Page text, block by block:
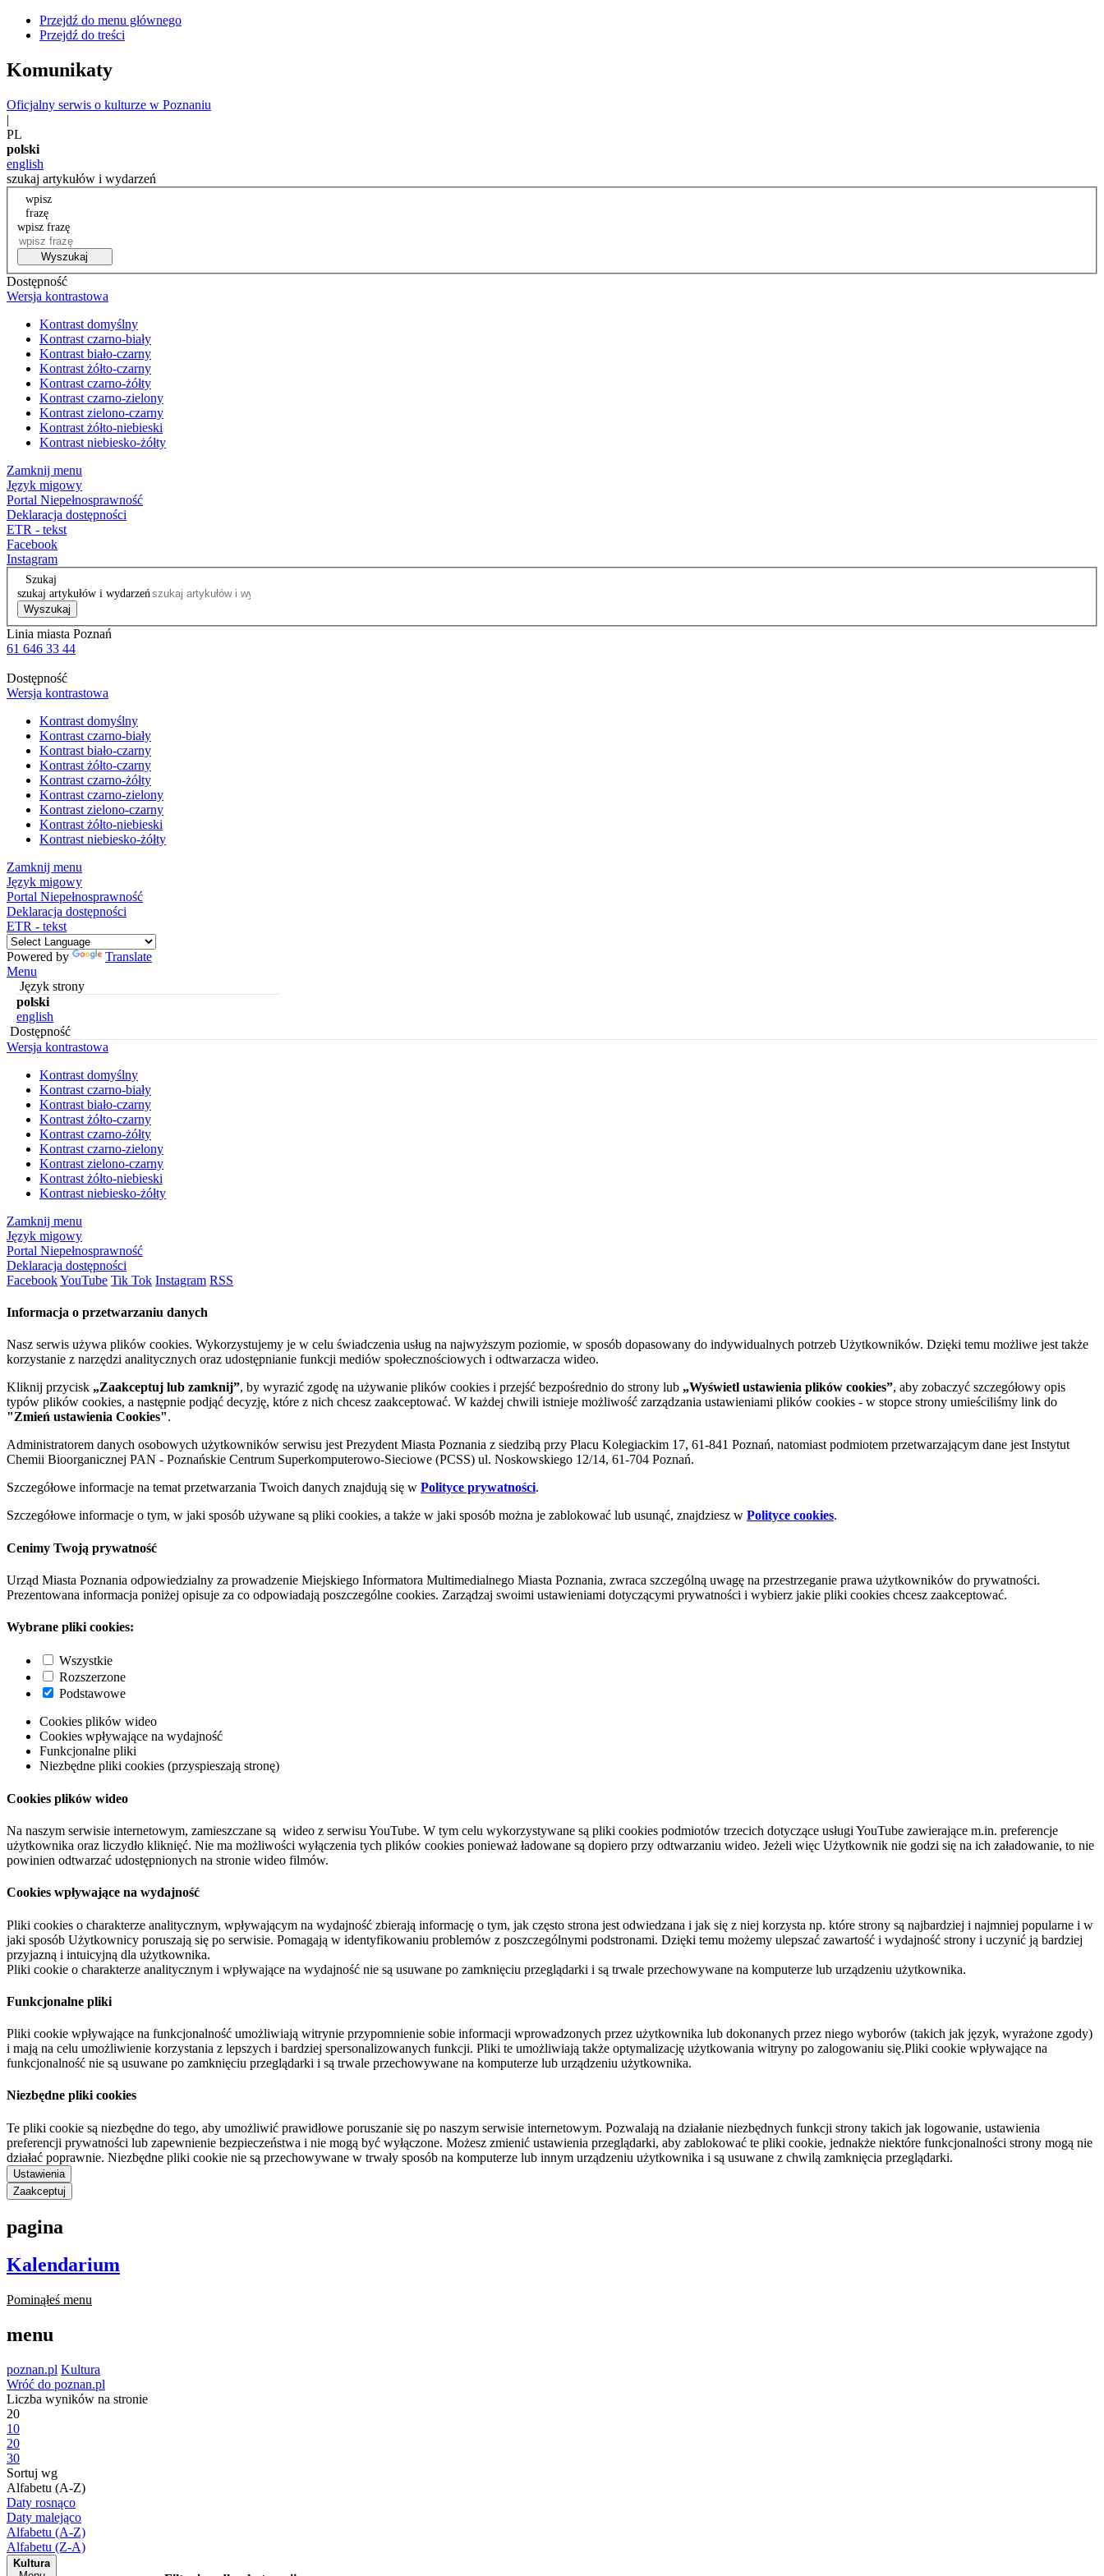
Przejdź do menu głównego
Przejdź do treści
Komunikaty
Oficjalny serwis o kulturze w Poznaniu
|
PL
polski
english
szukaj artykułów i wydarzeń
wpisz
frazę
wpisz frazę
Wyszukaj
Dostępność
Wersja kontrastowa
Kontrast domyślny
Kontrast czarno-biały
Kontrast biało-czarny
Kontrast żółto-czarny
Kontrast czarno-żółty
Kontrast czarno-zielony
Kontrast zielono-czarny
Kontrast żółto-niebieski
Kontrast niebiesko-żółty
Zamknij menu
Język migowy
Portal Niepełnosprawność
Deklaracja dostępności
ETR - tekst
Facebook
Instagram
Szukaj
szukaj artykułów i wydarzeń
Wyszukaj
Linia miasta Poznań
61 646 33 44
Dostępność
Wersja kontrastowa
Kontrast domyślny
Kontrast czarno-biały
Kontrast biało-czarny
Kontrast żółto-czarny
Kontrast czarno-żółty
Kontrast czarno-zielony
Kontrast zielono-czarny
Kontrast żółto-niebieski
Kontrast niebiesko-żółty
Zamknij menu
Język migowy
Portal Niepełnosprawność
Deklaracja dostępności
ETR - tekst
Powered by
Translate
Menu
Język strony
polski
english
Dostępność
Wersja kontrastowa
Kontrast domyślny
Kontrast czarno-biały
Kontrast biało-czarny
Kontrast żółto-czarny
Kontrast czarno-żółty
Kontrast czarno-zielony
Kontrast zielono-czarny
Kontrast żółto-niebieski
Kontrast niebiesko-żółty
Zamknij menu
Język migowy
Portal Niepełnosprawność
Deklaracja dostępności
FacebookYouTube Tik Tok Instagram RSS
Informacja o przetwarzaniu danych
Nasz serwis używa plików cookies. Wykorzystujemy je w celu świadczenia usług na najwyższym poziomie, w sposób dopasowany do indywidualnych potrzeb Użytkowników. Dzięki temu możliwe jest także
korzystanie z narzędzi analitycznych oraz udostępnianie funkcji mediów społecznościowych i odtwarzacza wideo.
Kliknij przycisk „Zaakceptuj lub zamknij”, by wyrazić zgodę na używanie plików cookies i przejść bezpośrednio do strony lub „Wyświetl ustawienia plików cookies”, aby zobaczyć szczegółowy opis
typów plików cookies, a następnie podjąć decyzję, które z nich chcesz zaakceptować. W każdej chwili istnieje możliwość zarządzania ustawieniami plików cookies - w stopce strony umieściliśmy link do
"Zmień ustawienia Cookies".
Administratorem danych osobowych użytkowników serwisu jest Prezydent Miasta Poznania z siedzibą przy Placu Kolegiackim 17, 61-841 Poznań, natomiast podmiotem przetwarzającym dane jest Instytut
Chemii Bioorganicznej PAN - Poznańskie Centrum Superkomputerowo-Sieciowe (PCSS) ul. Noskowskiego 12/14, 61-704 Poznań.
Szczegółowe informacje na temat przetwarzania Twoich danych znajdują się w Polityce prywatności.
Szczegółowe informacje o tym, w jaki sposób używane są pliki cookies, a także w jaki sposób można je zablokować lub usunąć, znajdziesz w Polityce cookies.
Cenimy Twoją prywatność
Urząd Miasta Poznania odpowiedzialny za prowadzenie Miejskiego Informatora Multimedialnego Miasta Poznania, zwraca szczególną uwagę na przestrzeganie prawa użytkowników do prywatności.
Prezentowana informacja poniżej opisuje za co odpowiadają poszczególne cookies. Zarządzaj swoimi ustawieniami dotyczącymi prywatności i wybierz jakie pliki cookies chcesz zaakceptować.
Wybrane pliki cookies:
Wszystkie
Rozszerzone
Podstawowe
Cookies plików wideo
Cookies wpływające na wydajność
Funkcjonalne pliki
Niezbędne pliki cookies (przyspieszają stronę)
Cookies plików wideo
Na naszym serwisie internetowym, zamieszczane są wideo z serwisu YouTube. W tym celu wykorzystywane są pliki cookies podmiotów trzecich dotyczące usługi YouTube zawierające m.in. preferencje
użytkownika oraz liczydło kliknięć. Nie ma możliwości wyłączenia tych plików cookies ponieważ ładowane są dopiero przy odtwarzaniu wideo. Jeżeli więc Użytkownik nie godzi się na ich załadowanie, to nie
powinien odtwarzać udostępnionych na stronie wideo filmów.
Cookies wpływające na wydajność
Pliki cookies o charakterze analitycznym, wpływającym na wydajność zbierają informację o tym, jak często strona jest odwiedzana i jak się z niej korzysta np. które strony są najbardziej i najmniej popularne i w
jaki sposób Użytkownicy poruszają się po serwisie. Pomagają w identyfikowaniu problemów z poszczególnymi podstronami. Dzięki temu możemy ulepszać zawartość i wydajność strony i uczynić ją bardziej
przyjazną i intuicyjną dla użytkownika.
Pliki cookie o charakterze analitycznym i wpływające na wydajność nie są usuwane po zamknięciu przeglądarki i są trwale przechowywane na komputerze lub urządzeniu użytkownika.
Funkcjonalne pliki
Pliki cookie wpływające na funkcjonalność umożliwiają witrynie przypomnienie sobie informacji wprowadzonych przez użytkownika lub dokonanych przez niego wyborów (takich jak język, wyrażone zgody)
i mają na celu umożliwienie korzystania z lepszych i bardziej spersonalizowanych funkcji. Pliki te umożliwiają także optymalizację użytkowania witryny po zalogowaniu się.Pliki cookie wpływające na
funkcjonalność nie są usuwane po zamknięciu przeglądarki i są trwale przechowywane na komputerze lub urządzeniu użytkownika.
Niezbędne pliki cookies
Te pliki cookie są niezbędne do tego, aby umożliwić prawidłowe poruszanie się po naszym serwisie internetowym. Pozwalają na działanie niezbędnych funkcji strony takich jak logowanie, ustawienia
preferencji prywatności lub zapewnienie bezpieczeństwa i nie mogą być wyłączone. Możesz zmienić ustawienia przeglądarki, aby zablokować te pliki cookie, jednakże niektóre funkcjonalności strony mogą nie
działać poprawnie. Niezbędne pliki cookie nie są przechowywane w trwały sposób na komputerze lub innym urządzeniu użytkownika i są usuwane z chwilą zamknięcia przeglądarki.
Ustawienia
Zaakceptuj
pagina
Kalendarium
Pominąłeś menu
menu
poznan.pl Kultura
Wróć do poznan.pl
Liczba wyników na stronie
20
10
20
30
Sortuj wg
Alfabetu (A-Z)
Daty rosnąco
Daty malejąco
Alfabetu (A-Z)
Alfabetu (Z-A)
Kultura